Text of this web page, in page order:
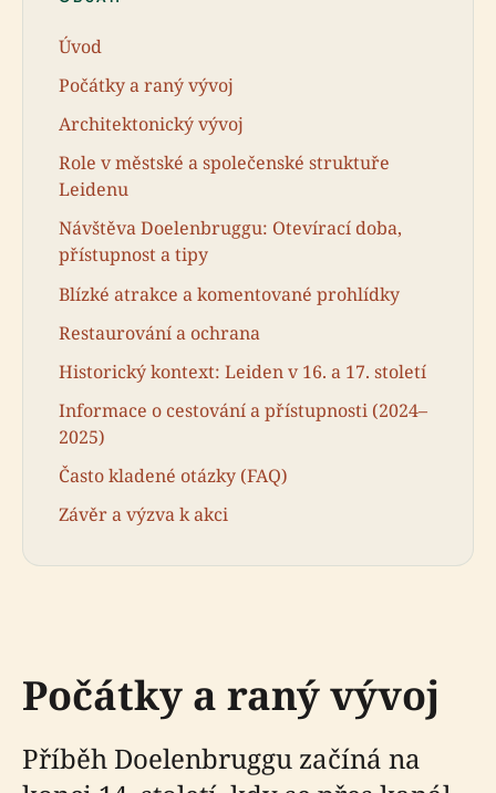
Úvod
Počátky a raný vývoj
Architektonický vývoj
Role v městské a společenské struktuře
Leidenu
Návštěva Doelenbruggu: Otevírací doba,
přístupnost a tipy
Blízké atrakce a komentované prohlídky
Restaurování a ochrana
Historický kontext: Leiden v 16. a 17. století
Informace o cestování a přístupnosti (2024–
2025)
Často kladené otázky (FAQ)
Závěr a výzva k akci
Počátky a raný vývoj
Příběh Doelenbruggu začíná na